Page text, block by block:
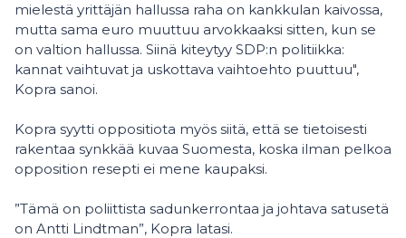
mielestä yrittäjän hallussa raha on kankkulan kaivossa,
mutta sama euro muuttuu arvokkaaksi sitten, kun se
on valtion hallussa. Siinä kiteytyy SDP:n politiikka:
kannat vaihtuvat ja uskottava vaihtoehto puuttuu",
Kopra sanoi.
Kopra syytti oppositiota myös siitä, että se tietoisesti
rakentaa synkkää kuvaa Suomesta, koska ilman pelkoa
opposition resepti ei mene kaupaksi.
”Tämä on poliittista sadunkerrontaa ja johtava satusetä
on Antti Lindtman”, Kopra latasi.